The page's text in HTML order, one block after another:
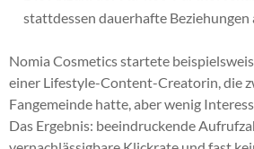
stattdessen dauerhafte Beziehungen
Nomia Cosmetics startete
einer Lifestyle-Content-Creatorin, die
Fangemeinde hatte, aber wenig
Das Ergebnis: beeindruckende